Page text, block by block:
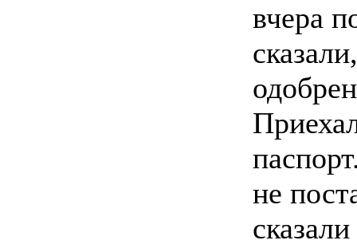
вчера
не